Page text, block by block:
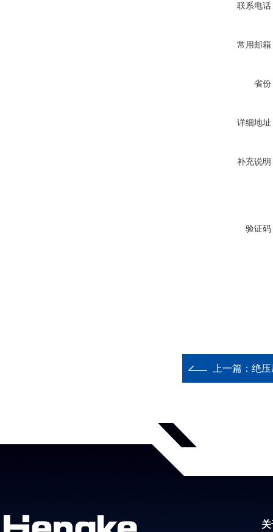
联系电话
常用邮箱
省份
详细地址
补充说明
验证码
上一篇： 绝